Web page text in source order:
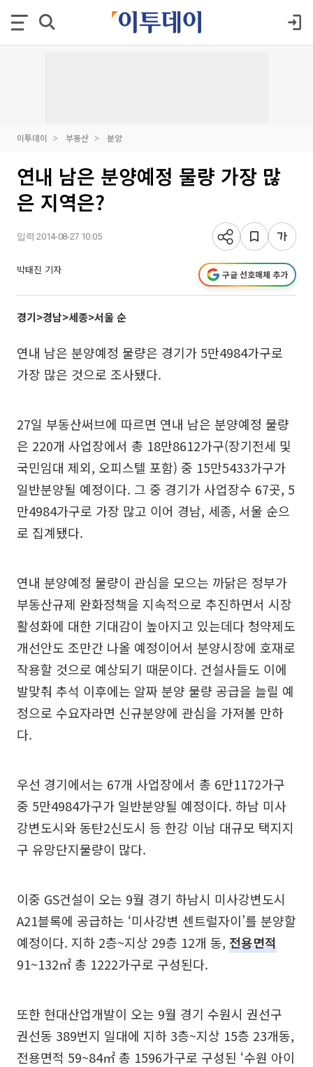
이투데이 부동산 분양
연내 남은 분양예정 물량 가장 많
은 지역은?
입력 2014-08-27 10:05
박태진 기자 구글 선호매체 추가
경기>경남>세종>서울 순
연내 남은 분양예정 물량은 경기가 5만4984가구로
가장 많은 것으로 조사됐다.
27일 부동산써브에 따르면 연내 남은 분양예정 물량
은 220개 사업장에서 총 18만8612가구(장기전세 및
국민임대 제외, 오피스텔 포함) 중 15만5433가구가
일반분양될 예정이다. 그 중 경기가 사업장수 67곳, 5
만4984가구로 가장 많고 이어 경남, 세종, 서울 순으
로 집계됐다.
연내 분양예정 물량이 관심을 모으는 까닭은 정부가
부동산규제 완화정책을 지속적으로 추진하면서 시장
활성화에 대한 기대감이 높아지고 있는데다 청약제도
개선안도 조만간 나올 예정이어서 분양시장에 호재로
작용할 것으로 예상되기 때문이다. 건설사들도 이에
발맞춰 추석 이후에는 알짜 분양 물량 공급을 늘릴 예
정으로 수요자라면 신규분양에 관심을 가져볼 만하
다.
우선 경기에서는 67개 사업장에서 총 6만1172가구
중 5만4984가구가 일반분양될 예정이다. 하남 미사
강변도시와 동탄2신도시 등 한강 이남 대규모 택지지
구 유망단지물량이 많다.
이중 GS건설이 오는 9월 경기 하남시 미사강변도시
A21블록에 공급하는 ‘미사강변 센트럴자이’를 분양할
예정이다. 지하 2층~지상 29층 12개 동, 전용면적
91~132㎡ 총 1222가구로 구성된다.
또한 현대산업개발이 오는 9월 경기 수원시 권선구
권선동 389번지 일대에 지하 3층~지상 15층 23개동,
전용면적 59~84㎡ 총 1596가구로 구성된 ‘수원 아이